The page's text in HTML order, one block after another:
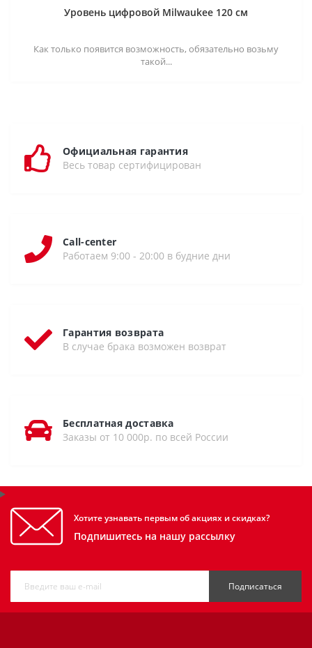
Уровень цифровой Milwaukee 120 см
Как только появится возможность, обязательно возьму
такой...
Официальная гарантия
Весь товар сертифицирован
Call-center
Работаем 9:00 - 20:00 в будние дни
Гарантия возврата
В случае брака возможен возврат
Бесплатная доставка
Заказы от 10 000р. по всей России
Хотите узнавать первым об акциях и скидках?
Подпишитесь на нашу рассылку
Подписаться